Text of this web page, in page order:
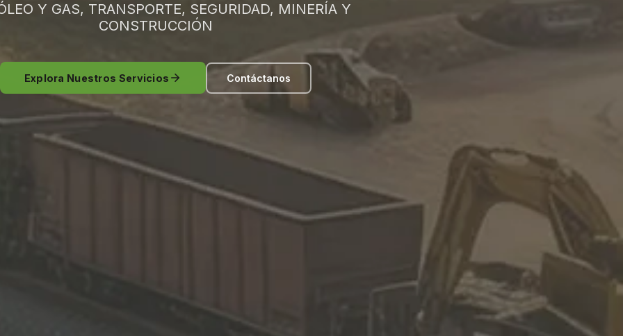
Y GAS, TRANSPORTE, SEGURIDAD, MINERÍA Y
CONSTRUCCIÓN
Explora Nuestros Servicios Contáctanos